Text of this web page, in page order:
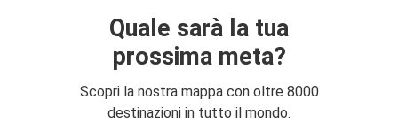
Quale sarà la tua
prossima meta?
Scopri la nostra mappa con oltre 8000
destinazioni in tutto il mondo.